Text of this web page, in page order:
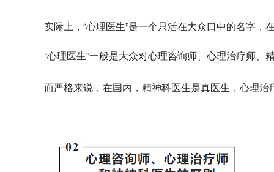
实际上，“心理医生”是一个只活在大众口中的名字，
“心理医生”一般是大众对心理咨询师、心理治疗师、
而严格来说，在国内，精神科医生是真医生，心理治